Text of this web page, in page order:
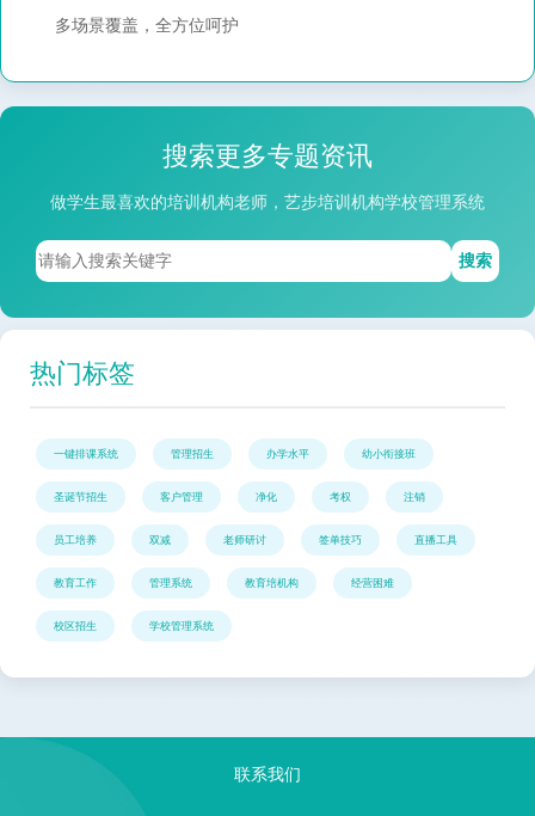
多场景覆盖，全方位呵护
搜索更多专题资讯
做学生最喜欢的培训机构老师，艺步培训机构学校管理系统
搜索
热门标签
一键排课系统 管理招生 办学水平 幼小衔接班
圣诞节招生 客户管理 净化 考权 注销
员工培养 双减 老师研讨 签单技巧 直播工具
教育工作 管理系统 教育培机构 经营困难
校区招生 学校管理系统
联系我们